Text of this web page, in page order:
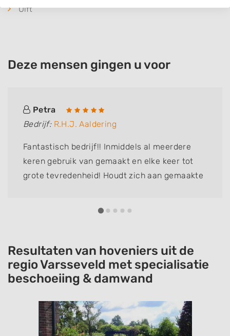
Ulft
Deze mensen gingen u voor
Petra
Bedrijf: R.H.J. Aaldering
Fantastisch bedrijf!! Inmiddels al meerdere
keren gebruik van gemaakt en elke keer tot
grote tevredenheid! Houdt zich aan gemaakte
Resultaten van hoveniers uit de
regio Varsseveld met specialisatie
beschoeiing & damwand